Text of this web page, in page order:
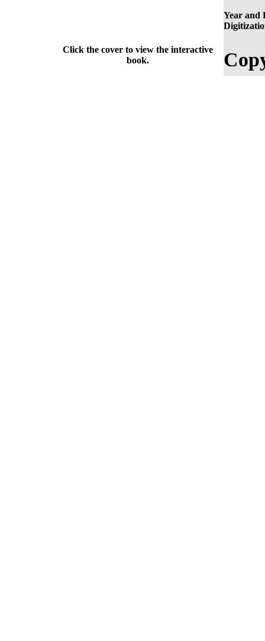
Year and
Click the cover to view the interactive
book.